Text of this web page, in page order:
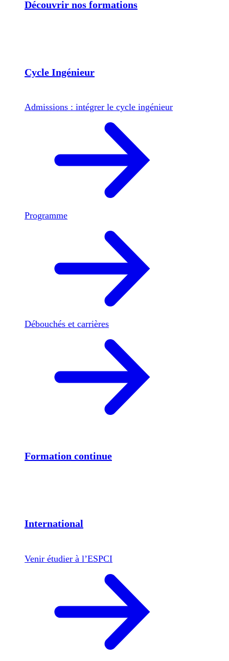
Découvrir nos formations
Cycle Ingénieur
Admissions : intégrer le cycle ingénieur
Programme
Débouchés et carrières
Formation continue
International
Venir étudier à l’ESPCI